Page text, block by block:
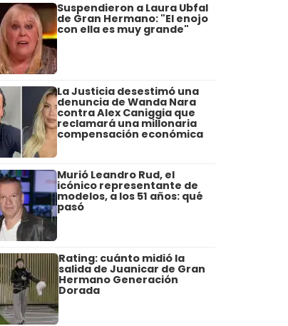
Suspendieron a Laura Ubfal
de Gran Hermano: "El enojo
con ella es muy grande"
La Justicia desestimó una
denuncia de Wanda Nara
contra Alex Caniggia que
reclamará una millonaria
compensación económica
Murió Leandro Rud, el
icónico representante de
modelos, a los 51 años: qué
pasó
Rating: cuánto midió la
salida de Juanicar de Gran
Hermano Generación
Dorada